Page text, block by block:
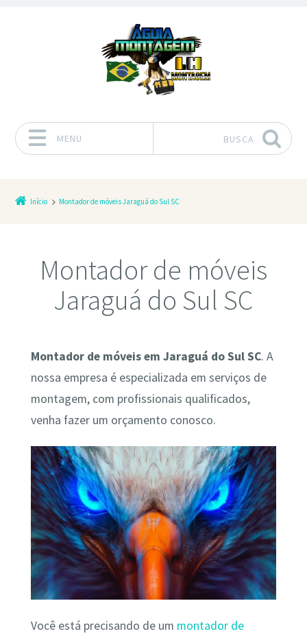
MENU BUSCA
Início Montador de móveis Jaraguá do Sul SC
Montador de móveis
Jaraguá do Sul SC
Montador de móveis em Jaraguá do Sul SC. A
nossa empresa é especializada em serviços de
montagem, com profissionais qualificados,
venha fazer um orçamento conosco.
Você está precisando de um montador de